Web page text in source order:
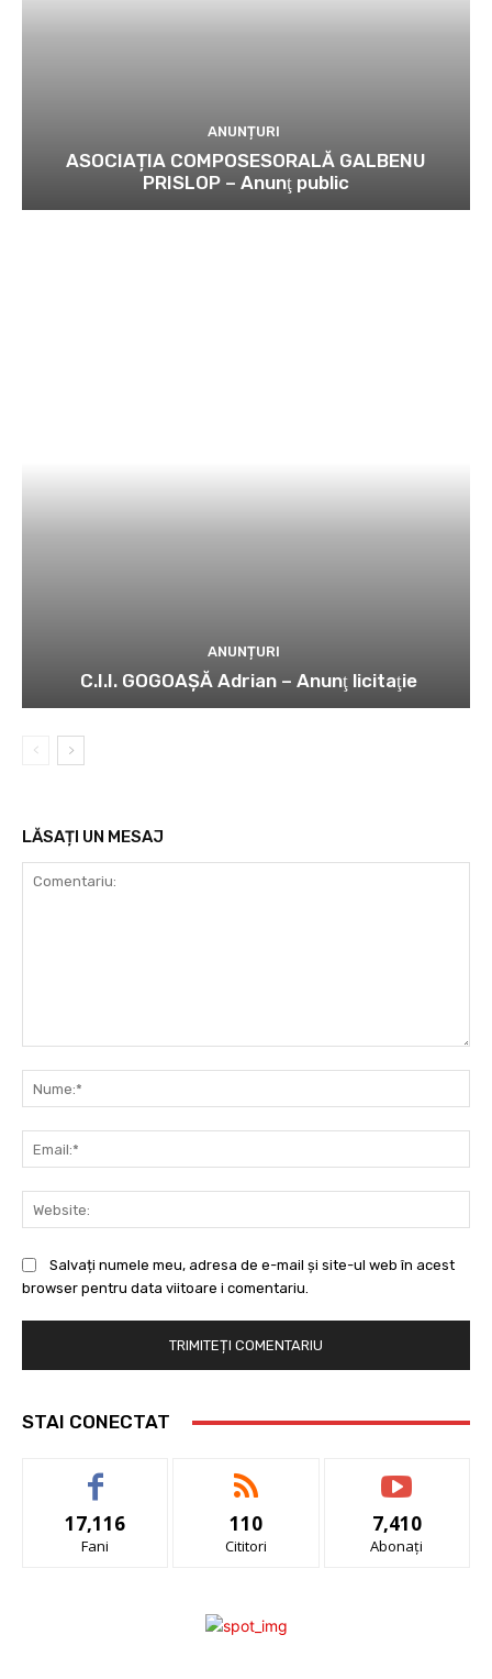
ANUNȚURI
ASOCIAȚIA COMPOSESORALĂ GALBENU
PRISLOP – Anunţ public
ANUNȚURI
C.I.I. GOGOAŞĂ Adrian – Anunţ licitaţie
LĂSAȚI UN MESAJ
Salvați numele meu, adresa de e-mail și site-ul web în acest
browser pentru data viitoare i comentariu.
STAI CONECTAT
17,116
Fani
110
Cititori
7,410
Abonați